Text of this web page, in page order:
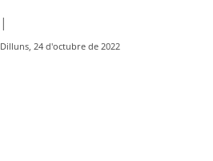
|
Dilluns, 24 d'octubre de 2022